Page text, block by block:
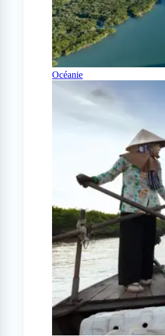
Océanie